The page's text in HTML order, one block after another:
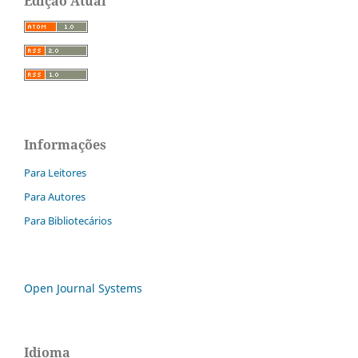
Informações
Para Leitores
Para Autores
Para Bibliotecários
Open Journal Systems
Idioma